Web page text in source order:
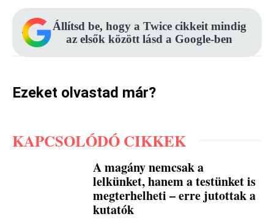
Állítsd be, hogy a Twice cikkeit mindig
az elsők között lásd a Google-ben
Ezeket olvastad már?
KAPCSOLÓDÓ CIKKEK
A magány nemcsak a
lelkünket, hanem a testünket is
megterhelheti – erre jutottak a
kutatók